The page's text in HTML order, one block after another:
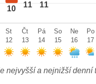
10 11 11
St
12
Čt
13
Pá
14
So
15
Ne
16
Po
17
nejvyšší a nejnižší denní